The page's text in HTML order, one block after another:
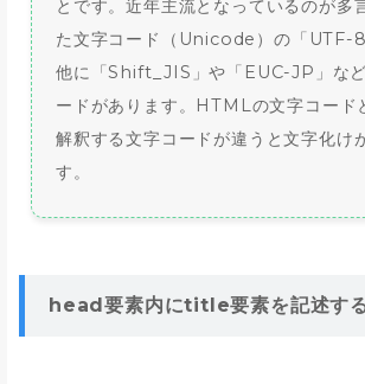
とです。近年主流となっているのが多
た文字コード（Unicode）の「UTF-
他に「Shift_JIS」や「EUC-JP」な
ードがあります。HTMLの文字コード
解釈する文字コードが違うと文字化け
す。
head要素内にtitle要素を記述す